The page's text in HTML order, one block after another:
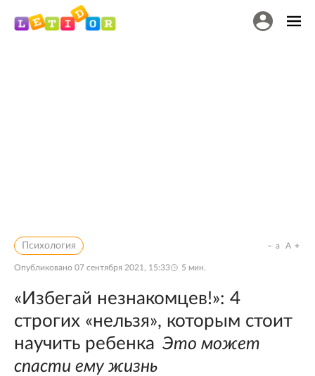
Психология
Опубликовано 07 сентября 2021, 15:33 5 мин.
a A
«Избегай незнакомцев!»: 4
строгих «нельзя», которым стоит
научить ребенка Это может
спасти ему жизнь